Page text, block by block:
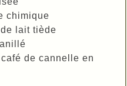
chimique
lait tiède
de cannelle en